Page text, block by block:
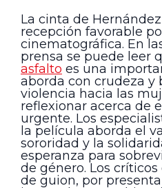
La cinta de
recepción favorable
cinematográfica. En
prensa se puede leer
asfalto es una
aborda con crudeza y
violencia hacia las
reflexionar acerca de
urgente. Los
la película aborda el
sororidad y la
esperanza para
de género. Los
de guion, por